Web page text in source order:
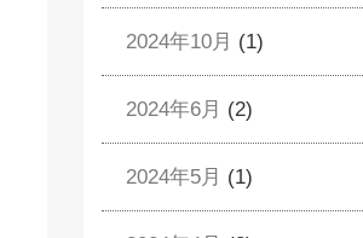
2024年10月 (1)
2024年6月 (2)
2024年5月 (1)